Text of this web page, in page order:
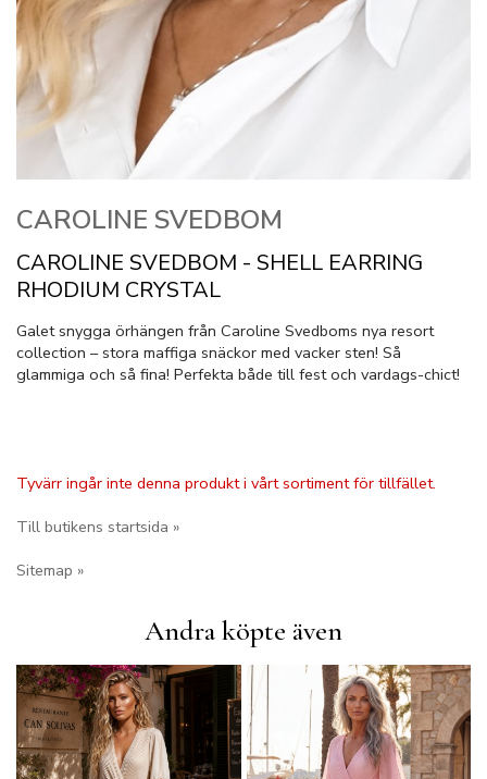
CAROLINE SVEDBOM
CAROLINE SVEDBOM - SHELL EARRING
RHODIUM CRYSTAL
Galet snygga örhängen från Caroline Svedboms nya resort
collection – stora maffiga snäckor med vacker sten! Så
glammiga och så fina! Perfekta både till fest och vardags-chict!
Tyvärr ingår inte denna produkt i vårt sortiment för tillfället.
Till butikens startsida »
Sitemap »
Andra köpte även